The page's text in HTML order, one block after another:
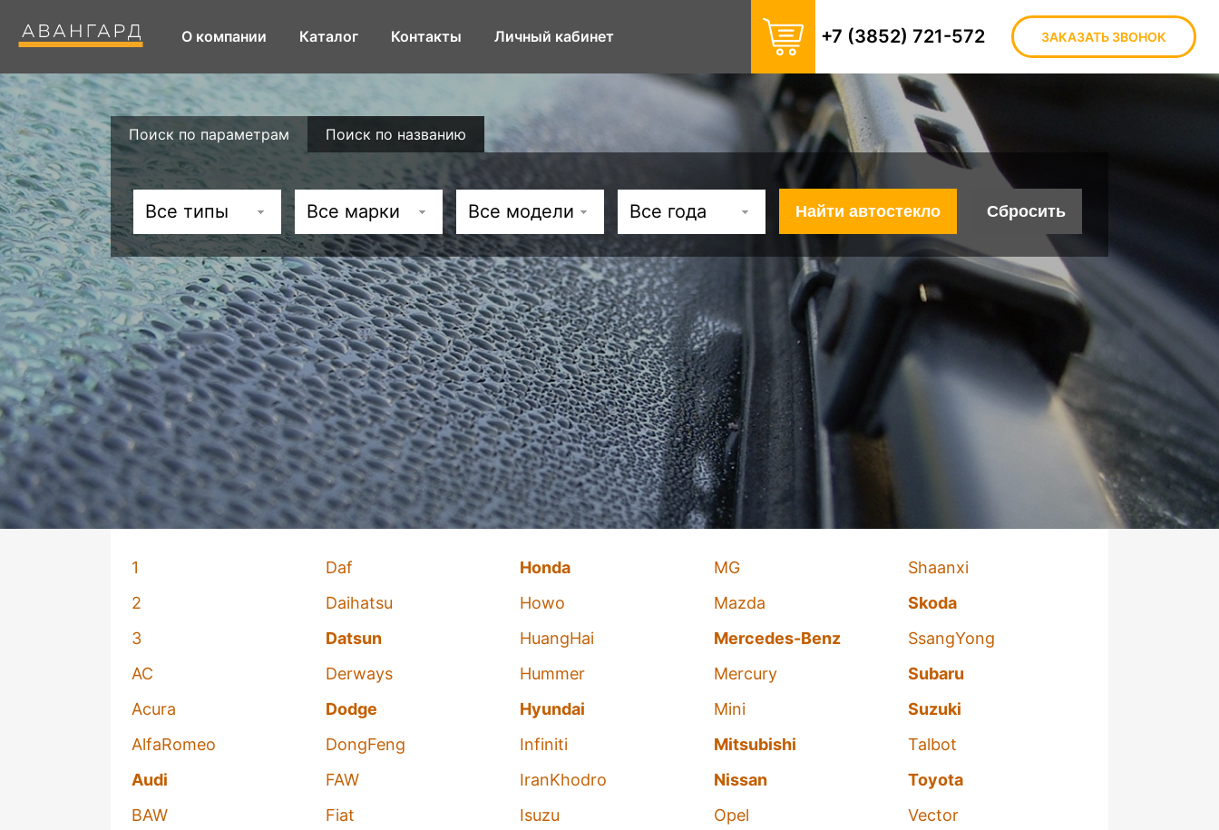
О компании Каталог Контакты Личный кабинет +7 (3852) 721-572 ЗАКАЗАТЬ ЗВОНОК
Поиск по параметрам Поиск по названию
Все типы Все марки Все модели Все года
1
2
3
AC
Acura
AlfaRomeo
Audi
BAW
Daf
Daihatsu
Datsun
Derways
Dodge
DongFeng
FAW
Fiat
Honda
Howo
HuangHai
Hummer
Hyundai
Infiniti
IranKhodro
Isuzu
MG
Mazda
Mercedes-Benz
Mercury
Mini
Mitsubishi
Nissan
Opel
Shaanxi
Skoda
SsangYong
Subaru
Suzuki
Talbot
Toyota
Vector